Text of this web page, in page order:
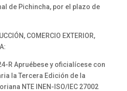
de Pichincha, por el plazo de
COMERCIO EXTERIOR,
R Apruébese y oficialícese con
la Tercera Edición de la
NTE INEN-ISO/IEC 27002